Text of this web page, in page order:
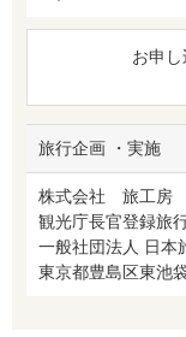
お申
旅行企画 ・実施
株式会社 旅工房
観光庁長官登録旅
一般社団法人 日本
東京都豊島区東池